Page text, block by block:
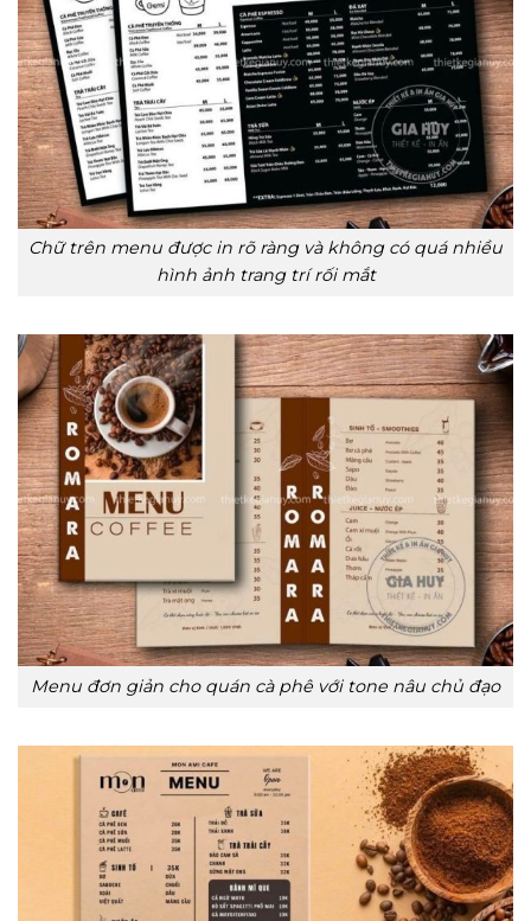
Chữ trên menu được in rõ ràng và không có quá nhiều
hình ảnh trang trí rối mắt
Menu đơn giản cho quán cà phê với tone nâu chủ đạo